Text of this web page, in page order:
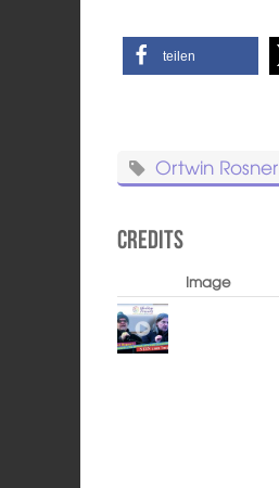
teilen
Ortwin Rosner
Credits
Image